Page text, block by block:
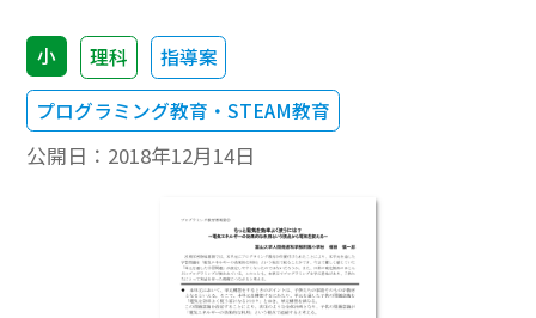
小 理科
指導案
プログラミング教育・STEAM教育
公開日： 2018年12月14日